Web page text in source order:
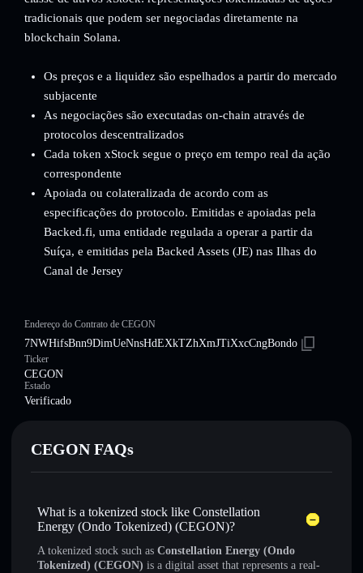
tradicionais que podem ser negociadas diretamente na
blockchain Solana.
Os preços e a liquidez são espelhados a partir do mercado
subjacente
As negociações são executadas on-chain através de
protocolos descentralizados
Cada token xStock segue o preço em tempo real da ação
correspondente
Apoiada ou colateralizada de acordo com as
especificações do protocolo. Emitidas e apoiadas pela
Backed.fi, uma entidade regulada a operar a partir da
Suíça, e emitidas pela Backed Assets (JE) nas Ilhas do
Canal de Jersey
Endereço do Contrato de CEGON
7NWHifsBnn9DimUeNnsHdEXkTZhXmJTiXxcCngBondo
Ticker
CEGON
Estado
Verificado
CEGON FAQs
What is a tokenized stock like Constellation
Energy (Ondo Tokenized) (CEGON)?
A tokenized stock such as Constellation Energy (Ondo
Tokenized) (CEGON) is a digital asset that represents a real-